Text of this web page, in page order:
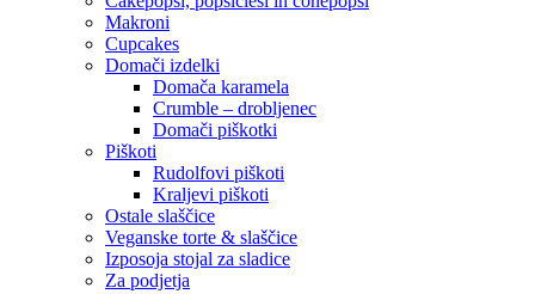
Makroni
Cupcakes
Domači izdelki
Domača karamela
Crumble – drobljenec
Domači piškotki
Piškoti
Rudolfovi piškoti
Kraljevi piškoti
Ostale slaščice
Veganske torte & slaščice
Izposoja stojal za sladice
Za podjetja